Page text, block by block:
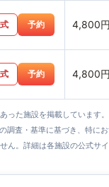
予約 4,800
予約 4,800
った施設を掲載しています
査・基準に基づき、特にお
ん。詳細は各施設の公式サイ